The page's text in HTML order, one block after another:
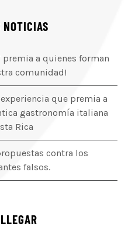
NOTICIAS
premia a quienes forman
comunidad!
que premia a
gastronomía italiana
Rica
contra los
falsos.